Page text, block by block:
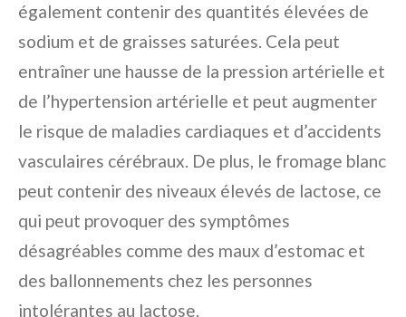
également contenir des quantités élevées de
sodium et de graisses saturées. Cela peut
entraîner une hausse de la pression artérielle et
de l’hypertension artérielle et peut augmenter
le risque de maladies cardiaques et d’accidents
vasculaires cérébraux. De plus, le fromage blanc
peut contenir des niveaux élevés de lactose, ce
qui peut provoquer des symptômes
désagréables comme des maux d’estomac et
des ballonnements chez les personnes
intolérantes au lactose.